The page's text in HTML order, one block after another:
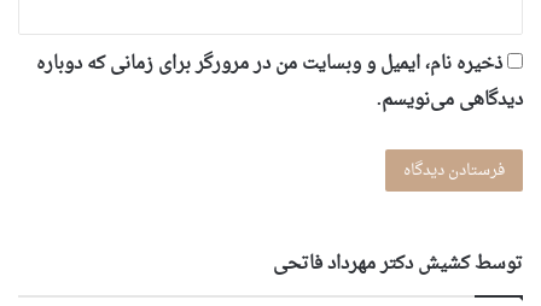
ذخیره نام، ایمیل و وبسایت من در مرورگر برای زمانی که دوباره
دیدگاهی می‌نویسم.
توسط کشیش دکتر مهرداد فاتحی